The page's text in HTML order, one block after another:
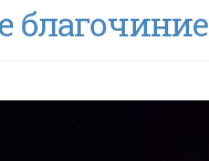
благочиние